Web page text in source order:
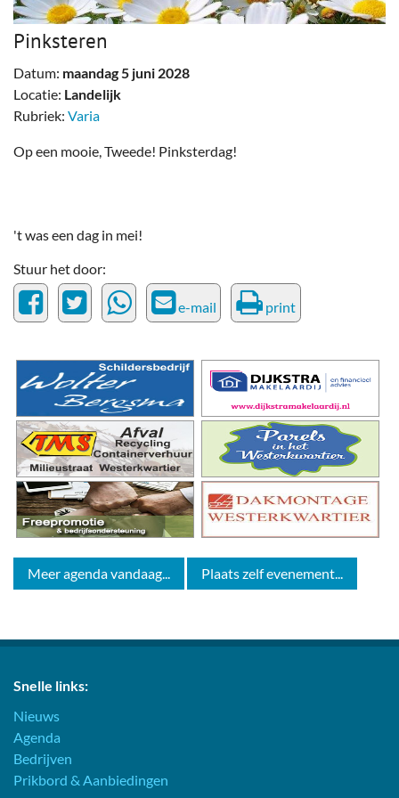
Pinksteren
Datum: maandag 5 juni 2028
Locatie: Landelijk
Rubriek: Varia
Op een mooie, Tweede! Pinksterdag!
't was een dag in mei!
Stuur het door:
e-mail print
Meer agenda vandaag... Plaats zelf evenement...
Snelle links:
Nieuws
Agenda
Bedrijven
Prikbord & Aanbiedingen